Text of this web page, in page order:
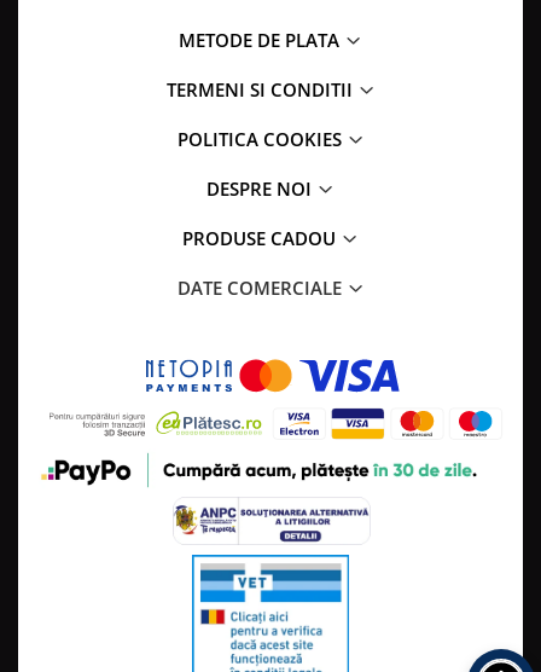
METODE DE PLATA
TERMENI SI CONDITII
POLITICA COOKIES
DESPRE NOI
PRODUSE CADOU
DATE COMERCIALE